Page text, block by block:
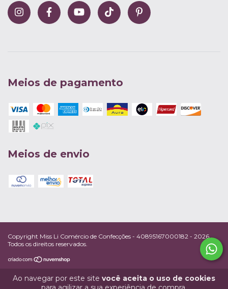
Ao navegar por este site você aceita o uso de cookies
Meios de pagamento
Meios de envio
Copyright Miss Li Comércio de Confecções - 40895167000182 - 2026.
Todos os direitos reservados.